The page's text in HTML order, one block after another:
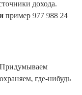
дохода.
пример 977 988 24
где-нибудь